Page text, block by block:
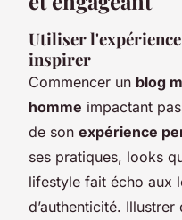
Utiliser
inspirer
Commencer un blog
homme impactant
de son expérience
ses pratiques, looks
lifestyle fait écho aux
d’authenticité. Illustrer